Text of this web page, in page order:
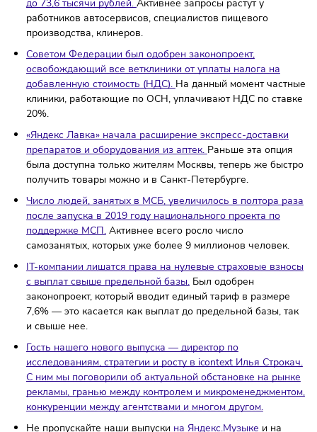
Сервис для самозанятых запустил Т-Банк. Клиенты
получить бесплатные консультации —обратиться за
помощью есть возможность у тех, кто уже
зарегистрировался как самозанятый, так и у тех, кто
только планирует им стать.
В 2023-м соискатели обозначали зарплату в размере
около 63,6 тысячи рублей. Теперь эта отметка
до 73,6 тысячи рублей.Активнее запросы растут у
работников автосервисов, специалистов пищевого
производства, клинеров.
Советом Федерации был одобрен законопроект,
освобождающий все ветклиники от уплаты налога на
добавленную стоимость (НДС).На данный момент
клиники, работающие по ОСН, уплачивают НДС по
«Яндекс Лавка» начала расширение экспресс-
препаратов и оборудования из аптек.Раньше эта
была доступна только жителям Москвы, теперь же
получить товары можно и в Санкт-Петербурге.
Число людей, занятых в МСБ, увеличилось в полтора
после запуска в 2019 году национального проекта по
поддержке МСП.Активнее всего росло число
самозанятых, которых уже более 9 миллионов
IT-компании лишатся права на нулевые страховые